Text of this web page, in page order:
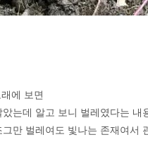
래에 보면
는데 알고 보니 벌레였다는 내
만 벌레여도 빛나는 존재여서